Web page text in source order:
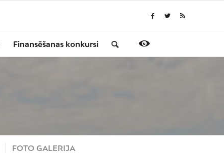
Finansēšanas konkursi
FOTO GALERIJA